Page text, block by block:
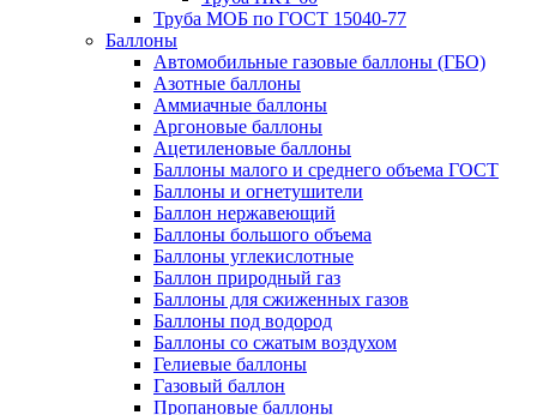
Труба МОБ по ГОСТ 15040-77
Баллоны
Автомобильные газовые баллоны (ГБО)
Азотные баллоны
Аммиачные баллоны
Аргоновые баллоны
Ацетиленовые баллоны
Баллоны малого и среднего объема ГОСТ
Баллоны и огнетушители
Баллон нержавеющий
Баллоны большого объема
Баллоны углекислотные
Баллон природный газ
Баллоны для сжиженных газов
Баллоны под водород
Баллоны со сжатым воздухом
Гелиевые баллоны
Газовый баллон
Пропановые баллоны